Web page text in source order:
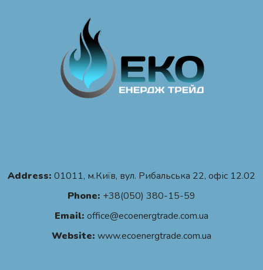
Address: 01011, м.Київ, вул. Рибальська 22, офіс 12.02
Phone: +38(050) 380-15-59
Email: office@ecoenergtrade.com.ua
Website: www.ecoenergtrade.com.ua